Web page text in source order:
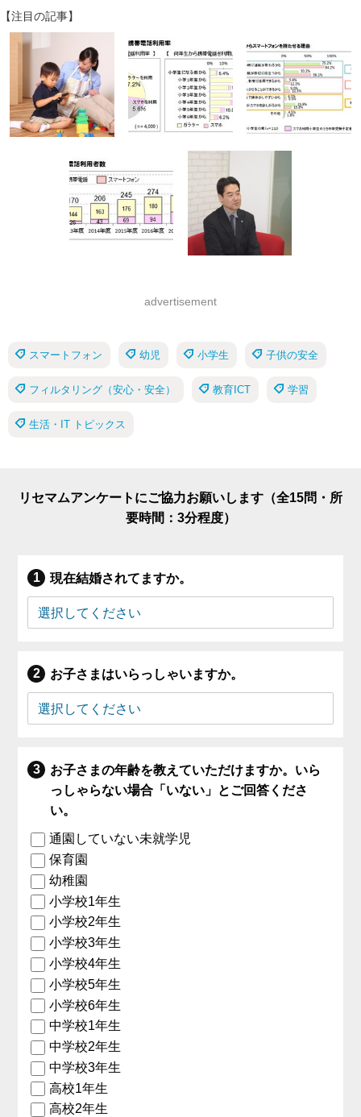
【注目の記事】
advertisement
スマートフォン 幼児 小学生 子供の安全
フィルタリング（安心・安全） 教育ICT 学習
生活・IT トピックス
リセマムアンケートにご協力お願いします（全15問・所
要時間：3分程度）
現在結婚されてますか。
お子さまはいらっしゃいますか。
お子さまの年齢を教えていただけますか。いら
っしゃらない場合「いない」とご回答くださ
い。
通園していない未就学児
保育園
幼稚園
小学校1年生
小学校2年生
小学校3年生
小学校4年生
小学校5年生
小学校6年生
中学校1年生
中学校2年生
中学校3年生
高校1年生
高校2年生